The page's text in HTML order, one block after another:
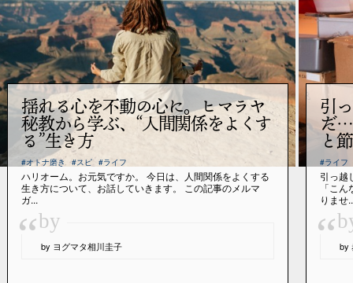
揺れる心を不動の心に。ヒマラヤ
秘教から学ぶ、“人間関係をよくす
る”生き方
#オトナ磨き #スピ #ライフ
ハリオーム。お元気ですか。 今日は、人間関係をよくする
生き方について、お話していきます。 この記事のメルマ
ガ...
“by
by ヨグマタ相川圭子
引
だ…
と
#ライフ
引っ越
「こ
りませ
“ by